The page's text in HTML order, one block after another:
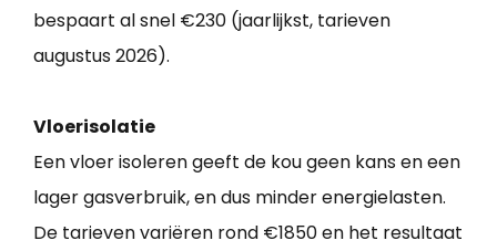
bespaart al snel €230 (jaarlijkst, tarieven
augustus 2026).
Vloerisolatie
Een vloer isoleren geeft de kou geen kans en een
lager gasverbruik, en dus minder energielasten.
De tarieven variëren rond €1850 en het resultaat